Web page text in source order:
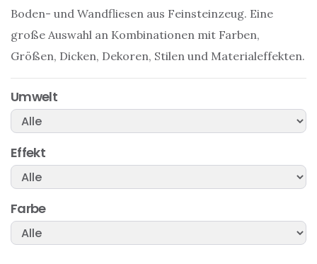
Boden- und Wandfliesen aus Feinsteinzeug. Eine
große Auswahl an Kombinationen mit Farben,
Größen, Dicken, Dekoren, Stilen und Materialeffekten.
Umwelt
Effekt
Farbe